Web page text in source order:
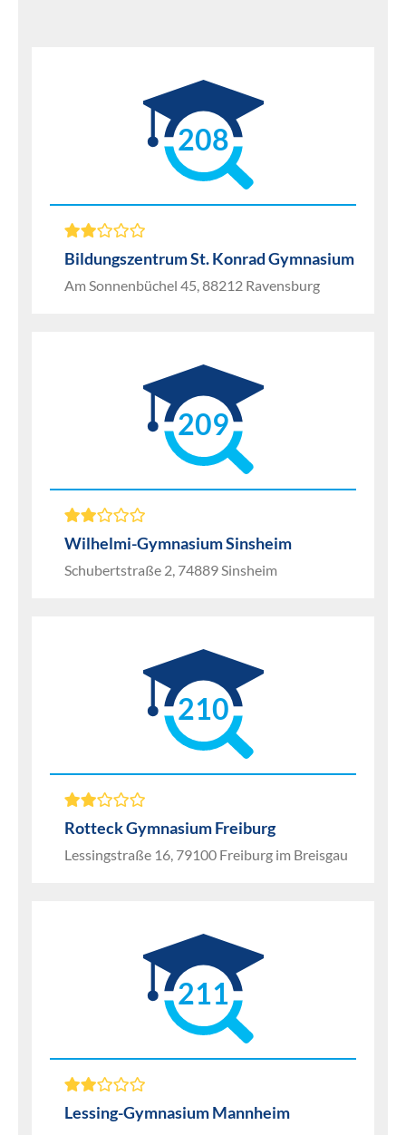
208
Bildungszentrum St. Konrad Gymnasium
Am Sonnenbüchel 45, 88212 Ravensburg
209
Wilhelmi-Gymnasium Sinsheim
Schubertstraße 2, 74889 Sinsheim
210
Rotteck Gymnasium Freiburg
Lessingstraße 16, 79100 Freiburg im Breisgau
211
Lessing-Gymnasium Mannheim